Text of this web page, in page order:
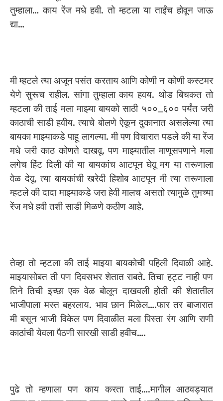
तुम्हाला… काय रेंज मधे हवी. तो म्हटला या ताईंच होवून जाऊ
द्या…
मी म्हटले त्या अजून पसंत करताय आणि कोणी न कोणी कस्टमर
येणे सुरूच राहील. सांगा तुम्हाला काय हवय. थोड बिचकत तो
म्हटला की ताई मला माझ्या बायको साठी ५००_६०० पर्यंत जरी
काठाची साडी हवीय. त्याचे बोलणे ऐकून दुकानात असलेल्या त्या
बायका माझ्याकडे पाहू लागल्या. मी पण विचारात पडले की या रेंज
मधे जरी काठ कोणते दाखवू. पण माझ्यातील माणूसपणाने मला
लगेच हिंट दिली की या बायकांच आटपून घेवू मग या तरूणाला
वेळ देवू. त्या बायकांची खरेदी हिशोब आटपून मी त्या तरूणाला
म्हटले की दादा माझ्याकडे जरा हेवी मालच असतो त्यामुळे तुमच्या
रेंज मधे हवी तशी साडी मिळणे कठीण आहे.
तेव्हा तो म्हटला की ताई माझ्या बायकोची पहिली दिवाळी आहे.
माझ्यासोबत ती पण दिवसभर शेतात राबते. तिचा हट्ट नाही पण
तिने तिची इच्छा एक वेळ बोलून दाखवली होती की शेतातील
भाजीपाला मस्त बहरलाय. भाव छान मिळेल….फार तर बाजारात
मी बसून भाजी विकेल पण दिवाळीत मला पिस्ता रंग आणि राणी
काठांची येवला पैठणी सारखी साडी हवीच….
पुढे तो म्हणाला पण काय करता ताई….मागील आठवड्यात